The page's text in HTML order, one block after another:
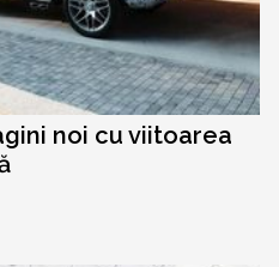
noi cu viitoarea